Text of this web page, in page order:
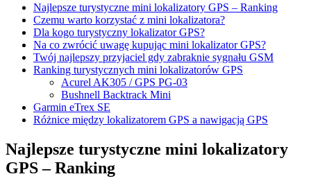
Najlepsze turystyczne mini lokalizatory GPS – Ranking
Czemu warto korzystać z mini lokalizatora?
Dla kogo turystyczny lokalizator GPS?
Na co zwrócić uwagę kupując mini lokalizator GPS?
Twój najlepszy przyjaciel gdy zabraknie sygnału GSM
Ranking turystycznych mini lokalizatorów GPS
Acurel AK305 / GPS PG-03
Bushnell Backtrack Mini
Garmin eTrex SE
Różnice między lokalizatorem GPS a nawigacją GPS
Najlepsze turystyczne mini lokalizatory
GPS – Ranking